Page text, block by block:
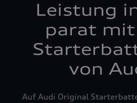
Leistung
parat mit
von
Auf Audi Original